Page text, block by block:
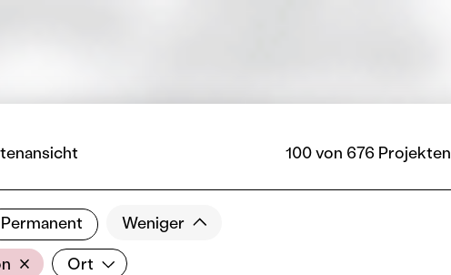
100 von 676 Projekten
Permanent Weniger
OrtOrt